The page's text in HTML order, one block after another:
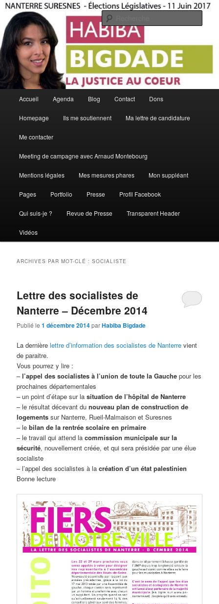
Aller
contenu
principal
Aller
contenu
secondaireHabiba Bigdade
La Justice Au Coeur
principal
Accueil Agenda Blog Contact Dons
Homepage Ils me soutiennent Ma lettre de candidature
Me contacter
Meeting de campagne avec Arnaud Montebourg
Mentions légales Mes mesures phares Mon suppléant
Pages Portfolio Presse Profil Facebook
Qui suis-je ? Revue de Presse Transparent Header
Vidéos
ARCHIVES PAR MOT-CLÉ :SOCIALISTE
Lettre des socialistes de
Nanterre – Décembre 2014
Publié le1 décembre 2014parHabiba Bigdade
La dernière lettre d’information des socialistes de Nanterre vient
de paraitre.
Vous pourrez y lire :
–l’appel des socialistes à l’union de toute la Gauche pour les
prochaines départementales
– un point d’étape sur lasituation de l’hôpital de Nanterre
– le résultat décevant dunouveau plan de construction de
logements sur Nanterre, Rueil-Malmaison et Suresnes
– lebilan de la rentrée scolaire en primaire
– le travail qui attend lacommission municipale sur la
sécurité, nouvellement créée, et qui sera présidée par une élue
socialiste
– l’appel des socialistes à lacréation d’un état palestinien
Bonne lecture